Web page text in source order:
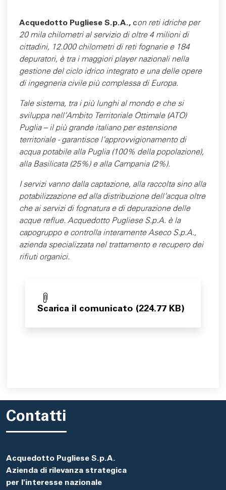
Acquedotto Pugliese S.p.A., con reti idriche per
20 mila chilometri al servizio di oltre 4 milioni di
cittadini, 12.000 chilometri di reti fognarie e 184
depuratori, è tra i maggiori player nazionali nella
gestione del ciclo idrico integrato e una delle opere
di ingegneria civile più complessa di Europa.
Tale sistema, tra i più lunghi al mondo e che si
sviluppa nell’Ambito Territoriale Ottimale (ATO)
Puglia – il più grande italiano per estensione
territoriale - garantisce l'approvvigionamento di
acqua potabile alla Puglia (100% della popolazione),
alla Basilicata (25%) e alla Campania (2%).
I servizi vanno dalla captazione, alla raccolta sino alla
potabilizzazione ed alla distribuzione dell’acqua oltre
che ai servizi di fognatura e di depurazione delle
acque reflue. Acquedotto Pugliese S.p.A. è la
capogruppo e controlla interamente Aseco S.p.A.,
azienda specializzata nel trattamento e recupero dei
rifiuti organici.
Scarica il comunicato (224.77 KB)
Contatti
Acquedotto Pugliese S.p.A.
Azienda di rilevanza strategica
per l'interesse nazionale